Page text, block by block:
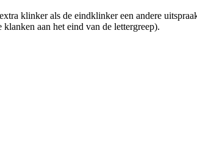
klinker als de eindklinker een andere
aan het eind van de lettergreep).